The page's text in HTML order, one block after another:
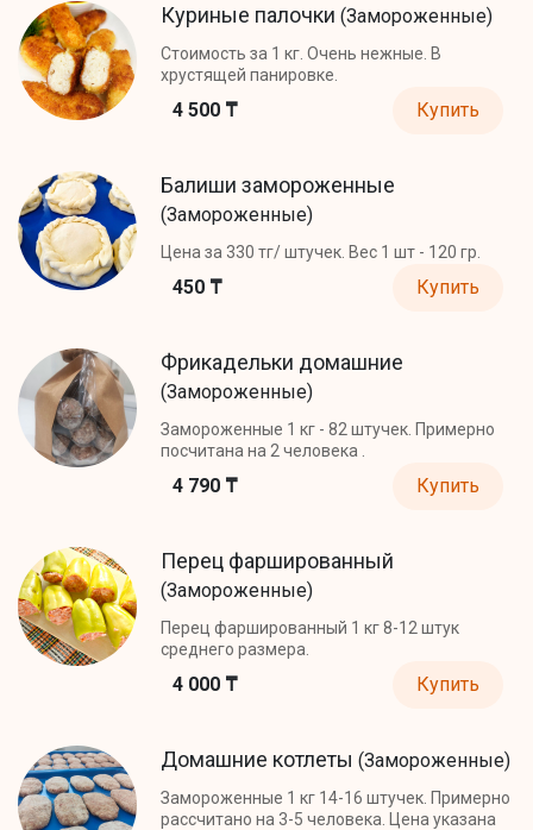
Куриные палочки (Замороженные)
Стоимость за 1 кг. Очень нежные. В
хрустящей панировке.
4 500 ₸ Купить
Балиши замороженные
(Замороженные)
Цена за 330 тг/ штучек. Вес 1 шт - 120 гр.
450 ₸ Купить
Фрикадельки домашние
(Замороженные)
Замороженные 1 кг - 82 штучек. Примерно
посчитана на 2 человека .
4 790 ₸ Купить
Перец фаршированный
(Замороженные)
Перец фаршированный 1 кг 8-12 штук
среднего размера.
4 000 ₸ Купить
Домашние котлеты (Замороженные)
Замороженные 1 кг 14-16 штучек. Примерно
рассчитано на 3-5 человека. Цена указана